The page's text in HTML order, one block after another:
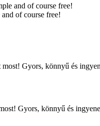
and of course free!
of course free!
Gyors, könnyű és
Gyors, könnyű és